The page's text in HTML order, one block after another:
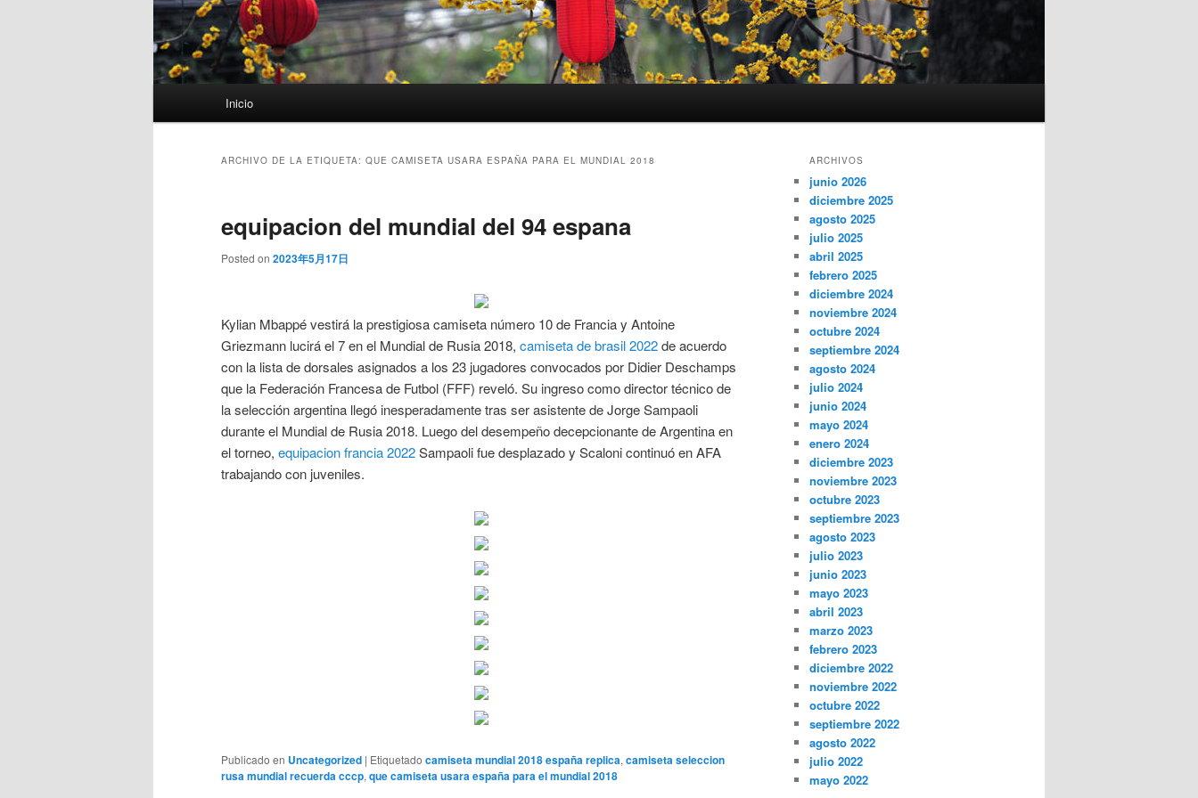
Inicio
ARCHIVO DE LA ETIQUETA: QUE CAMISETA USARA ESPAÑA PARA EL MUNDIAL 2018
equipacion del mundial del 94 espana
Posted on 2023年5月17日
Kylian Mbappé vestirá la prestigiosa camiseta número 10 de Francia y Antoine
Griezmann lucirá el 7 en el Mundial de Rusia 2018, camiseta de brasil 2022de acuerdo
con la lista de dorsales asignados a los 23 jugadores convocados por Didier Deschamps
que la Federación Francesa de Futbol (FFF) reveló. Su ingreso como director técnico de
la selección argentina llegó inesperadamente tras ser asistente de Jorge Sampaoli
durante el Mundial de Rusia 2018. Luego del desempeño decepcionante de Argentina en
el torneo, equipacion francia 2022Sampaoli fue desplazado y Scaloni continuó en AFA
trabajando con juveniles.
Publicado en Uncategorized | Etiquetado camiseta mundial 2018 españa replica, camiseta seleccion
rusa mundial recuerda cccp, que camiseta usara españa para el mundial 2018
ARCHIVOS
junio 2026
diciembre 2025
agosto 2025
julio 2025
abril 2025
febrero 2025
diciembre 2024
noviembre 2024
octubre 2024
septiembre 2024
agosto 2024
julio 2024
junio 2024
mayo 2024
enero 2024
diciembre 2023
noviembre 2023
octubre 2023
septiembre 2023
agosto 2023
julio 2023
junio 2023
mayo 2023
abril 2023
marzo 2023
febrero 2023
diciembre 2022
noviembre 2022
octubre 2022
septiembre 2022
agosto 2022
julio 2022
mayo 2022